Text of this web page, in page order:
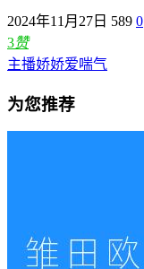
2024年11月27日 589 0
3赞
主播娇娇爱喘气
为您推荐